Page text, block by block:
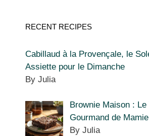
RECENT RECIPES
Cabillaud à la Provençale, le
Assiette pour le Dimanche
By Julia
Brownie Maison : Le
Gourmand de
By Julia